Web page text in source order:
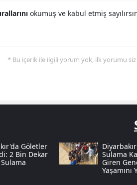
okumuş ve kabul etmiş
* Bu içerik ile ilgili yorum yok, ilk yorumu siz
Göletler
2 Bin Dekar
Sulama
Giren
Yaşamını